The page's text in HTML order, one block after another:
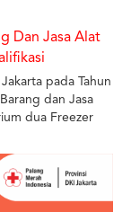
Dan Jasa Alat
pada Tahun
dan Jasa
dua Freezer